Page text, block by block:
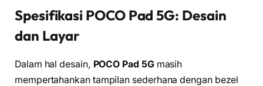
Spesifikasi POCO Pad 5G: Desain
dan Layar
Dalam hal desain, POCO Pad 5Gmasih
mempertahankan tampilan sederhana dengan bezel